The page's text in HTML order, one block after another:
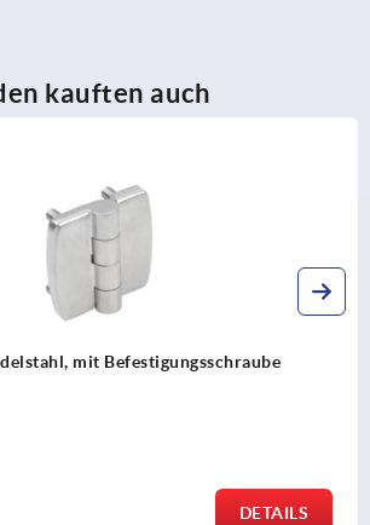
kauften auch
mit Befestigungsschraube
DETAILS